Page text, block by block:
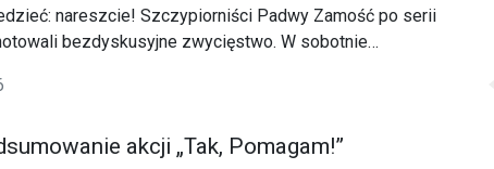
nareszcie! Szczypiorniści Padwy Zamość po serii
bezdyskusyjne zwycięstwo. W sobotnie
zwycięstwo w sezonie.
akcji „Tak, Pomagam!”